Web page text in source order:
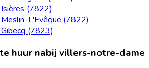
(7822)
Meslin-L'Evêque (7822)
(7823)
huur nabij villers-notre-dame